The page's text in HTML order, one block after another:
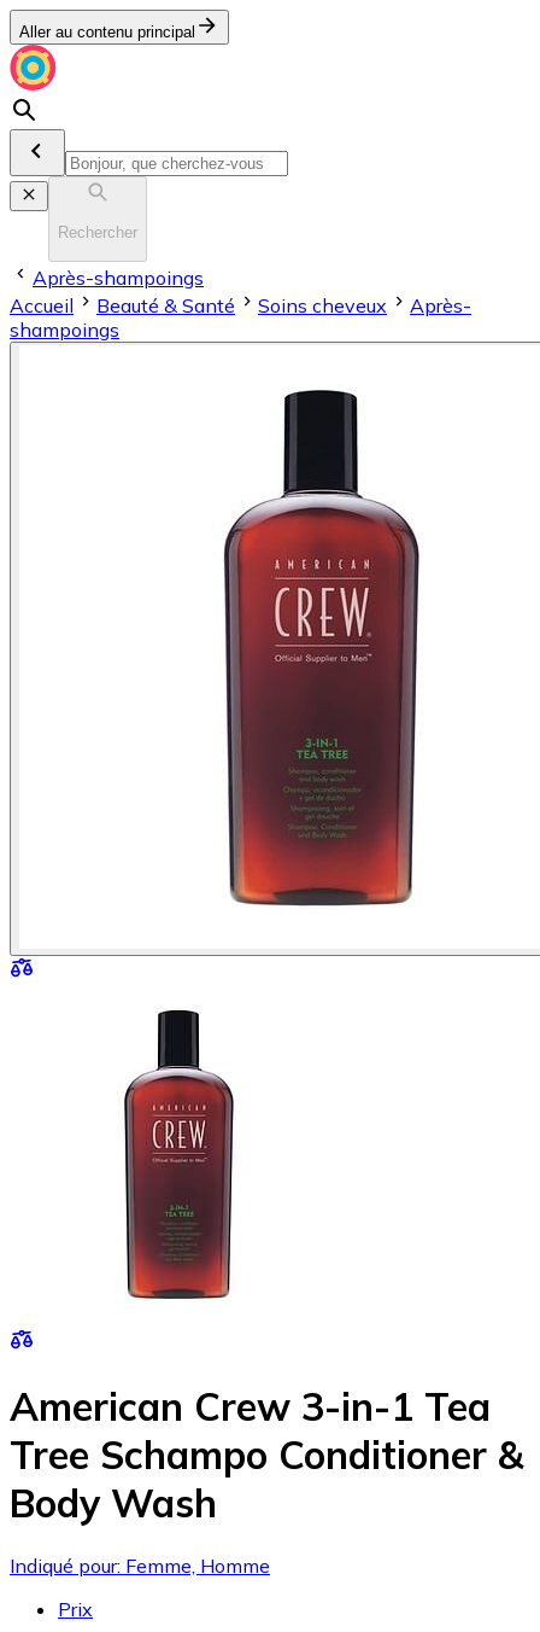
Aller au contenu principal
Rechercher
Après-shampoings
Accueil
Beauté & Santé Soins cheveux
Après-
shampoings
American Crew 3-in-1 Tea
Tree Schampo Conditioner &
Body Wash
Indiqué pour: Femme, Homme
Prix